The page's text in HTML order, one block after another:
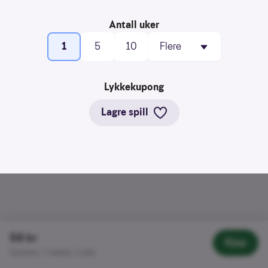
Tilleggsvalg
Antall uker
1
5 10
Lykkekupong
Lagre spill
56 kr Kjøp